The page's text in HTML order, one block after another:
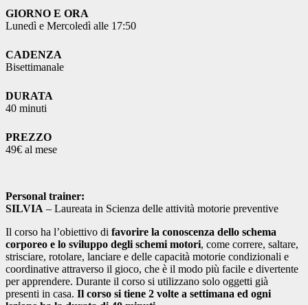
GIORNO E ORA
Lunedì e Mercoledì alle 17:50
CADENZA
Bisettimanale
DURATA
40 minuti
PREZZO
49€ al mese
Personal trainer:
SILVIA – Laureata in Scienza delle attività motorie preventive
Il corso ha l’obiettivo di favorire la conoscenza dello schema
corporeo e lo sviluppo degli schemi motori, come correre, saltare,
strisciare, rotolare, lanciare e delle capacità motorie condizionali e
coordinative attraverso il gioco, che è il modo più facile e divertente
per apprendere. Durante il corso si utilizzano solo oggetti già
presenti in casa. Il corso si tiene 2 volte a settimana ed ogni